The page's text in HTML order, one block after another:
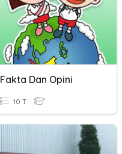
Fakta Dan Opini
10 T